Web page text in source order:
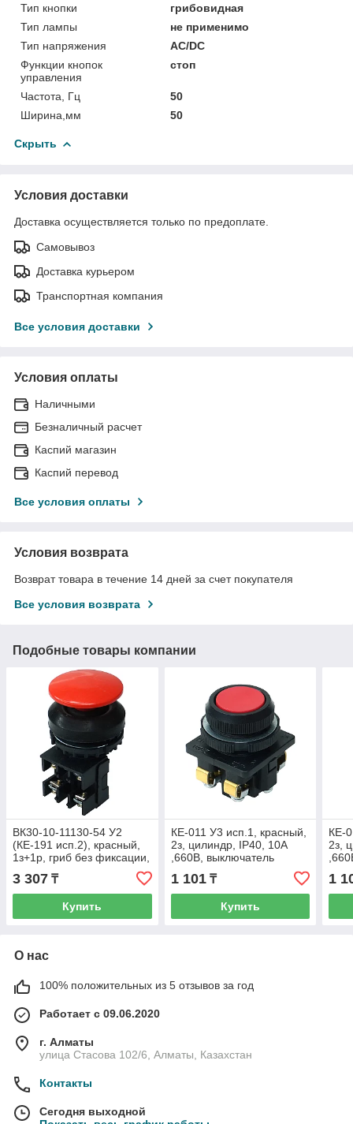
Тип кнопки
грибовидная
Тип лампы
не применимо
Тип напряжения
AC/DC
Функции кнопок
управления
стоп
Частота, Гц
50
Ширина,мм
50
Скрыть
Условия доставки
Доставка осуществляется только по предоплате.
Самовывоз
Доставка курьером
Транспортная компания
Все условия доставки
Условия оплаты
Наличными
Безналичный расчет
Каспий магазин
Каспий перевод
Все условия оплаты
Условия возврата
Возврат товара в течение 14 дней за счет покупателя
Все условия возврата
Подобные товары компании
ВК30-10-11130-54 У2
(КЕ-191 исп.2), красный,
1з+1р, гриб без фиксации,
IP54, 10А. 660В (ЭТ)
3 307 ₸
Купить
КЕ-011 У3 исп.1, красный,
2з, цилиндр, IP40, 10А
,660В, выключатель
кнопочный (ЭТ)
1 101₸
Купить
КЕ-
2з,
1
О нас
100% положительных из 5 отзывов за год
Работает с 09.06.2020
г. Алматы
улица Стасова 102/6, Алматы, Казахстан
Контакты
Сегодня выходной